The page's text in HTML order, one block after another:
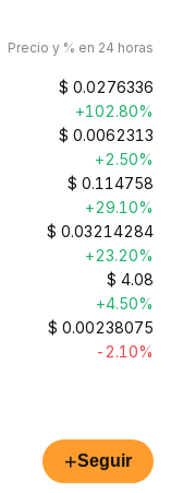
Precio y % en 24 horas
$ 0.0276336
+102.80%
$ 0.0062313
+2.50%
$ 0.114758
+29.10%
$ 0.03214284
+23.20%
$ 4.08
+4.50%
$ 0.00238075
-2.10%
+Seguir